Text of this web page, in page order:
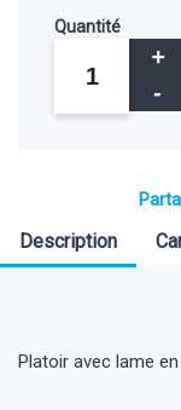
Quantité
Description
Platoir avec lame